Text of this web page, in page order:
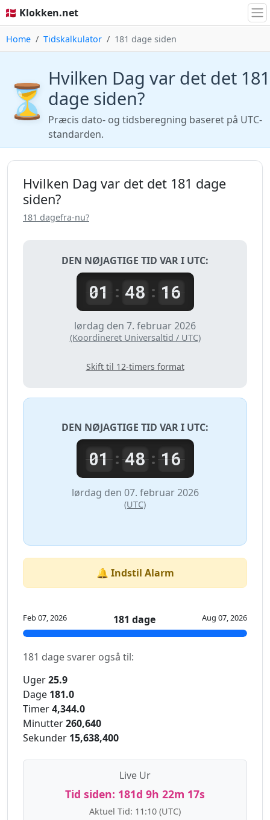
🇩🇰 Klokken.net
Home Tidskalkulator 181 dage siden
⏳ Hvilken Dag var det det 181
dage siden?
Præcis dato- og tidsberegning baseret på UTC-
standarden.
Hvilken Dag var det det 181 dage
siden?
181 dagefra-nu?
DEN NØJAGTIGE TID VAR I UTC:
01: 48: 16
lørdag den 7. februar 2026
(Koordineret Universaltid / UTC)
Skift til 12-timers format
DEN NØJAGTIGE TID VAR I UTC:
01: 48: 16
lørdag den 07. februar 2026
(UTC)
🔔 Indstil Alarm
Feb 07, 2026 181 dage Aug 07, 2026
181 dage svarer også til:
Uger25.9
Dage 181.0
Timer4,344.0
Minutter260,640
Sekunder 15,638,400
Live Ur
Tid siden: 181d 9h 22m 17s
Aktuel Tid: 11:10 (UTC)